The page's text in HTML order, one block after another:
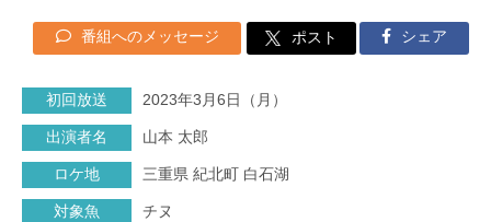
番組へのメッセージ ポスト シェア
初回放送 2023年3月6日（月）
出演者名 山本 太郎
ロケ地 三重県 紀北町 白石湖
対象魚 チヌ